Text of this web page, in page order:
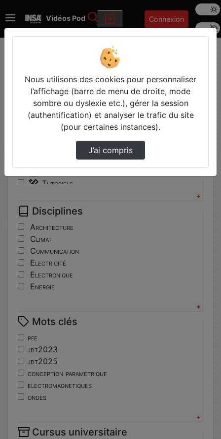
Vidéos Pod Rechercher Connexion
Mode
Police
Filtres
Types
Autre
Communication institutionnelle
Conférence
Travaux pratiques
Tutoriels
Disciplines
Architecture
Climat
Communication
Electricité
Electronique
Energie
Langues
Matériaux
Mécanique
Mécatronique
Numérique
Pédagogie
Physique
Système embarqué
Mots clés
pfe
jdt2023
jdt2025
conception parametrique
electromagnetiques
ondes
jdt2024
Cursus universitaire
Nous utilisons des cookies pour personnaliser
l’affichage (barre de menu de droite, mode
sombre ou dyslexie etc.), gérer la session
(authentification) et analyser le trafic du site
(pour certaines instances).
J’ai compris